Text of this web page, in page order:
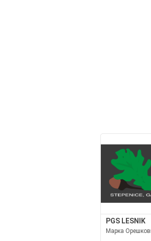
PGS LESNIK
Марка